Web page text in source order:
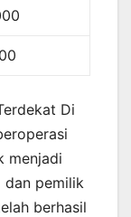
Di
menjadi
dan pemilik
berhasil